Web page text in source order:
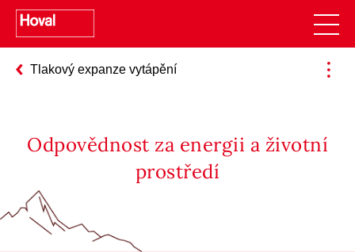
Tlakový expanze vytápění
Odpovědnost za energii a životní
prostředí